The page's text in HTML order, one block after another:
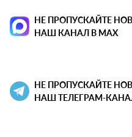
НЕ ПРОПУСКАЙТЕ
НАШ КАНАЛ В MAX
НЕ ПРОПУСКАЙТЕ
НАШ ТЕЛЕГРАМ-